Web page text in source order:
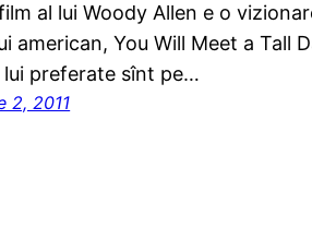
al lui Woody Allen e o
american, You Will Meet a Tall
lui preferate sînt pe…
2, 2011